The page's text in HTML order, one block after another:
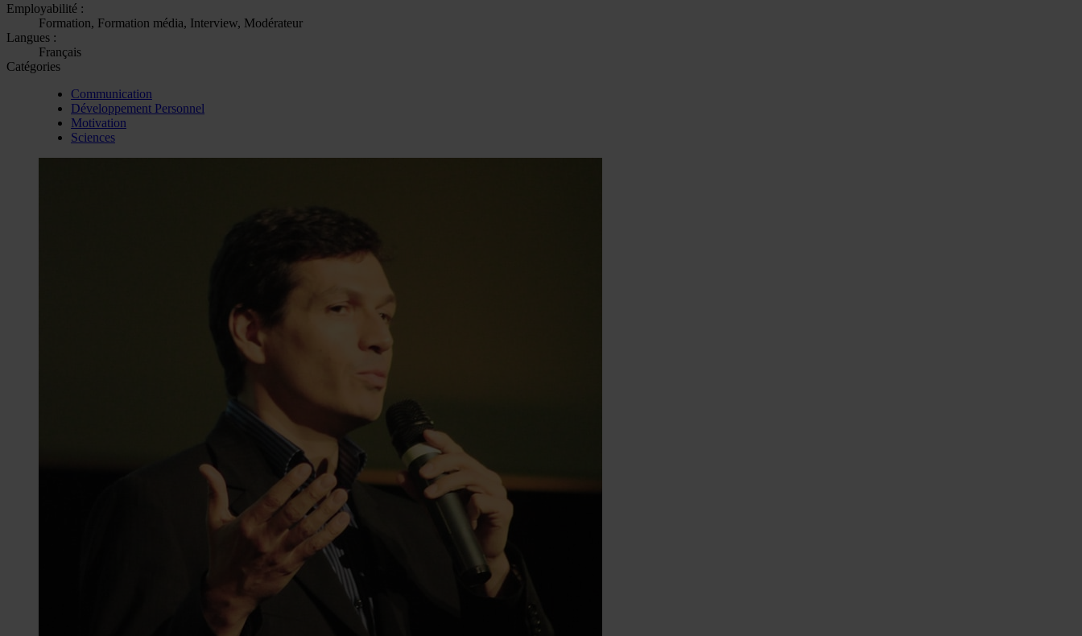
Employabilité :
Formation, Formation média, Interview, Modérateur
Langues :
Français
Catégories
Communication
Développement Personnel
Motivation
Sciences